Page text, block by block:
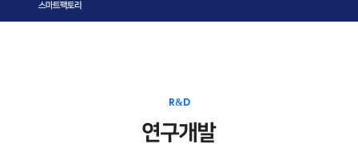
스마트팩토리
R&D
연구개발